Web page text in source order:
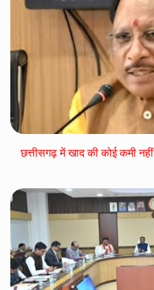
छत्तीसगढ़ में खाद की कोई कमी नहीं